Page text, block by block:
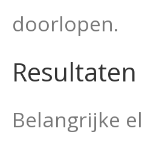
doorlopen.
Resultaten
Belangrijke